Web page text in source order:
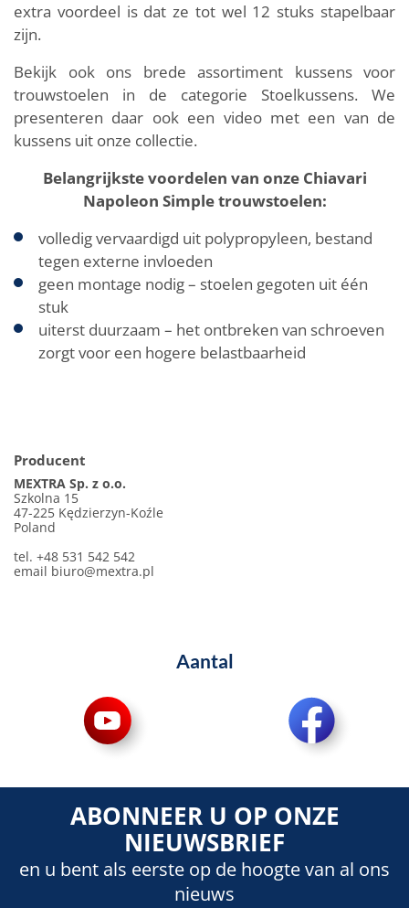
extra voordeel is dat ze tot wel 12 stuks stapelbaar
zijn.
Bekijk ook ons brede assortiment kussens voor
trouwstoelen in de categorie Stoelkussens. We
presenteren daar ook een video met een van de
kussens uit onze collectie.
Belangrijkste voordelen van onze Chiavari
Napoleon Simple trouwstoelen:
volledig vervaardigd uit polypropyleen, bestand
tegen externe invloeden
geen montage nodig – stoelen gegoten uit één
stuk
uiterst duurzaam – het ontbreken van schroeven
zorgt voor een hogere belastbaarheid
Producent
MEXTRA Sp. z o.o.
Szkolna 15
47-225 Kędzierzyn-Koźle
Poland
tel. +48 531 542 542
email biuro@mextra.pl
Aantal
ABONNEER U OP ONZE
NIEUWSBRIEF
en u bent als eerste op de hoogte van al ons
nieuws